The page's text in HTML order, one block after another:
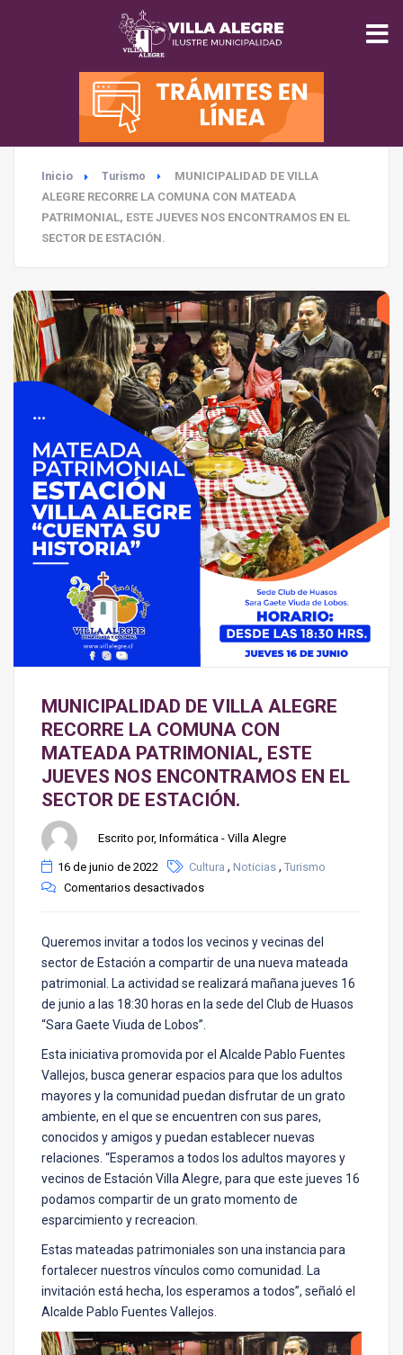
INICIO
MUNICIPALIDAD
SEGURIDAD
SALUD
TURISMO
MEDIO AMBIENTE
Inicio Turismo
MUNICIPALIDAD DE VILLA
ALEGRE RECORRE LA COMUNA CON MATEADA
PATRIMONIAL, ESTE JUEVES NOS ENCONTRAMOS EN EL
SECTOR DE ESTACIÓN.
MUNICIPALIDAD DE VILLA ALEGRE
RECORRE LA COMUNA CON
MATEADA PATRIMONIAL, ESTE
JUEVES NOS ENCONTRAMOS EN EL
SECTOR DE ESTACIÓN.
Escrito por, Informática - Villa Alegre
16 de junio de 2022 Cultura , Noticias , Turismo
Comentarios desactivados
Queremos invitar a todos los vecinos y vecinas del
sector de Estación a compartir de una nueva mateada
patrimonial. La actividad se realizará mañana jueves 16
de junio a las 18:30 horas en la sede del Club de Huasos
“Sara Gaete Viuda de Lobos”.
Esta iniciativa promovida por el Alcalde Pablo Fuentes
Vallejos, busca generar espacios para que los adultos
mayores y la comunidad puedan disfrutar de un grato
ambiente, en el que se encuentren con sus pares,
conocidos y amigos y puedan establecer nuevas
relaciones. “Esperamos a todos los adultos mayores y
vecinos de Estación Villa Alegre, para que este jueves 16
podamos compartir de un grato momento de
esparcimiento y recreacion.
Estas mateadas patrimoniales son una instancia para
fortalecer nuestros vínculos como comunidad. La
invitación está hecha, los esperamos a todos”, señaló el
Alcalde Pablo Fuentes Vallejos.